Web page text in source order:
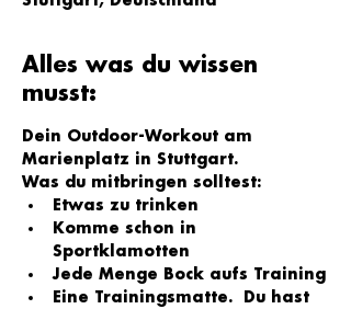
Alles was du wissen
musst:
Dein Outdoor-Workout am
Marienplatz in Stuttgart.
Was du mitbringen solltest:
Etwas zu trinken
Komme schon in
Sportklamotten
Jede Menge Bock aufs Training
Eine Trainingsmatte.  Du hast